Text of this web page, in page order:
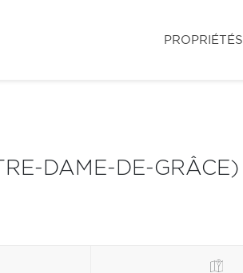
PROPRIÉTÉS
DAME-DE-GRÂCE)